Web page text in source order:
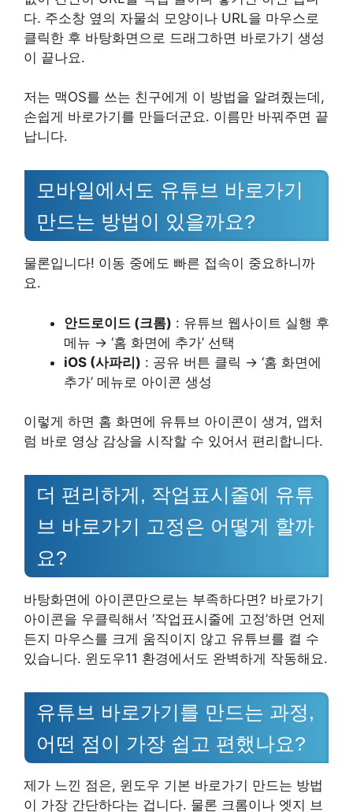
다. 주소창 옆의 자물쇠 모양이나 URL을 마우스로
클릭한 후 바탕화면으로 드래그하면 바로가기 생성
이 끝나요.
저는 맥OS를 쓰는 친구에게 이 방법을 알려줬는데,
손쉽게 바로가기를 만들더군요. 이름만 바꿔주면 끝
납니다.
모바일에서도 유튜브 바로가기
만드는 방법이 있을까요?
물론입니다! 이동 중에도 빠른 접속이 중요하니까
요.
안드로이드 (크롬) : 유튜브 웹사이트 실행 후
메뉴 → ‘홈 화면에 추가’ 선택
iOS (사파리) : 공유 버튼 클릭 → ‘홈 화면에
추가’ 메뉴로 아이콘 생성
이렇게 하면 홈 화면에 유튜브 아이콘이 생겨, 앱처
럼 바로 영상 감상을 시작할 수 있어서 편리합니다.
더 편리하게, 작업표시줄에 유튜
브 바로가기 고정은 어떻게 할까
요?
바탕화면에 아이콘만으로는 부족하다면? 바로가기
아이콘을 우클릭해서 ‘작업표시줄에 고정’하면 언제
든지 마우스를 크게 움직이지 않고 유튜브를 켤 수
있습니다. 윈도우11 환경에서도 완벽하게 작동해요.
유튜브 바로가기를 만드는 과정,
어떤 점이 가장 쉽고 편했나요?
제가 느낀 점은, 윈도우 기본 바로가기 만드는 방법
이 가장 간단하다는 겁니다. 물론 크롬이나 엣지 브